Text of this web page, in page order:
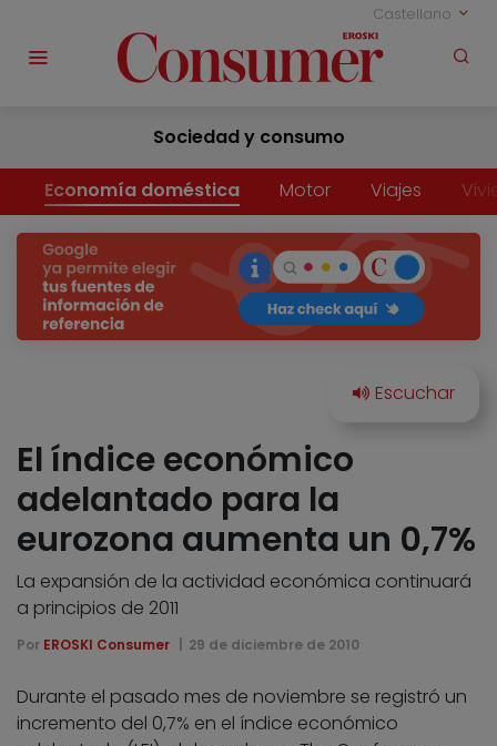
Castellano
Sociedad y consumo
Economía doméstica Motor Viajes
El índice económico
adelantado para la
eurozona aumenta un 0,7%
La expansión de la actividad económica continuará
a principios de 2011
Por EROSKI Consumer 29 de diciembre de 2010
Durante el pasado mes de noviembre se registró un
incremento del 0,7% en el índice económico